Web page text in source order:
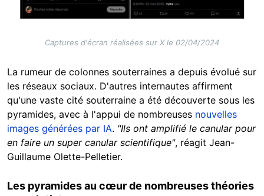
Captures d'écran réalisées sur X le 02/04/2024
La rumeur de colonnes souterraines a depuis évolué sur
les réseaux sociaux. D'autres internautes affirment
qu'une vaste cité souterraine a été découverte sous les
pyramides, avec à l'appui de nombreuses nouvelles
images générées par IA. "Ils ont amplifié le canular pour
en faire un super canular scientifique", réagit Jean-
Guillaume Olette-Pelletier.
Les pyramides au cœur de nombreuses théories